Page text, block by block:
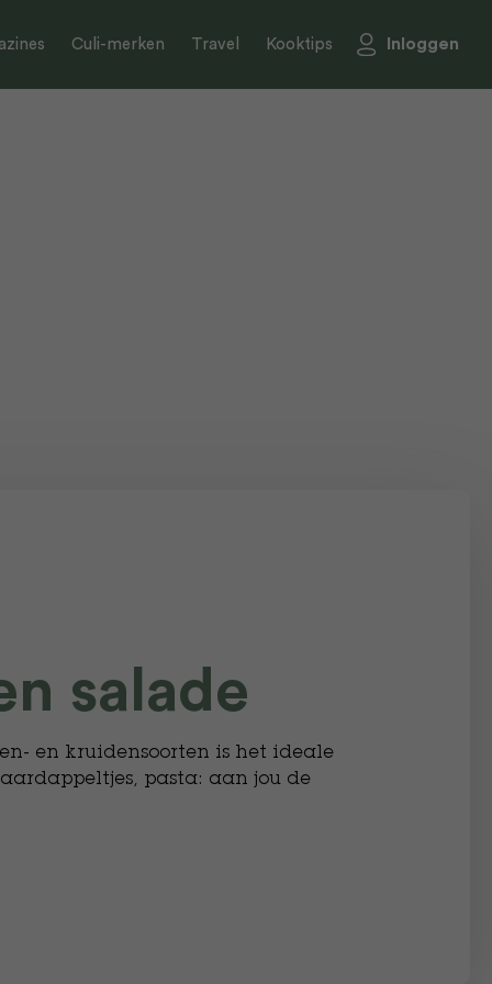
Culi-merken Travel Kooktips Inloggen
salade
en kruidensoorten is het ideale
pasta: aan jou de